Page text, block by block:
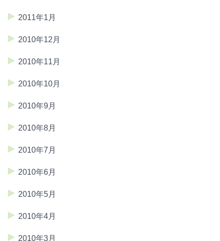
2011年1月
2010年12月
2010年11月
2010年10月
2010年9月
2010年8月
2010年7月
2010年6月
2010年5月
2010年4月
2010年3月